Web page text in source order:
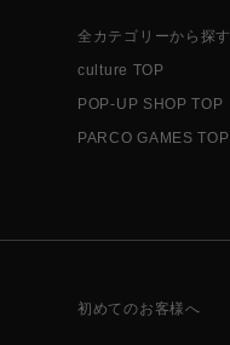
全カテゴリーから探す
culture TOP
POP-UP SHOP TOP
PARCO GAMES TOP
初めてのお客様へ